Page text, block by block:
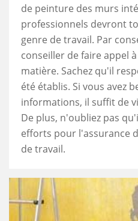
de peinture des murs
professionnels devront
genre de travail. Par
conseiller de faire appel
matière. Sachez qu'il
été établis. Si vous avez
informations, il suffit de
De plus, n'oubliez pas
efforts pour l'assurance
de travail.